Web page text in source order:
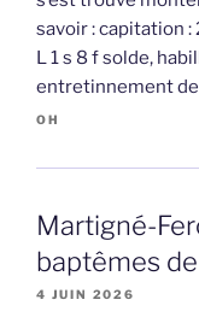
savoir : capitation :
L 1 s 8 f solde,
entretinnement
OH
Martigné-
baptêmes
4 JUIN 2026